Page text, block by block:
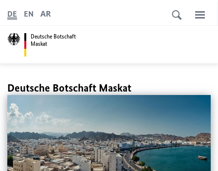
Deutsche Botschaft
Maskat
DE EN AR
Deutsche Botschaft Maskat